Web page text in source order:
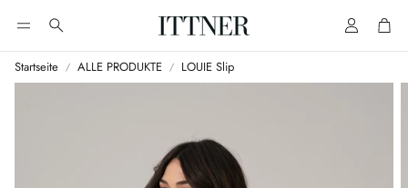
Suche AccountCart
Startseite ALLE PRODUKTE LOUIE Slip